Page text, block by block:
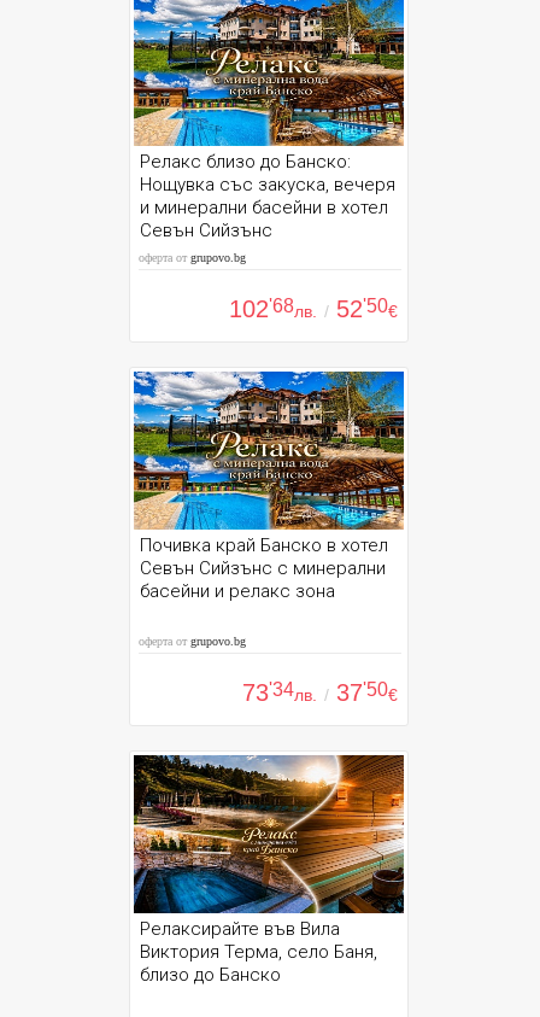
Релакс близо до Банско:
Нощувка със закуска, вечеря
и минерални басейни в хотел
Севън Сийзънс
оферта отgrupovo.bg
102'68лв. / 52'50€
Почивка край Банско в хотел
Севън Сийзънс с минерални
басейни и релакс зона
оферта отgrupovo.bg
73'34лв. / 37'50€
Релаксирайте във Вила
Виктория Терма, село Баня,
близо до Банско